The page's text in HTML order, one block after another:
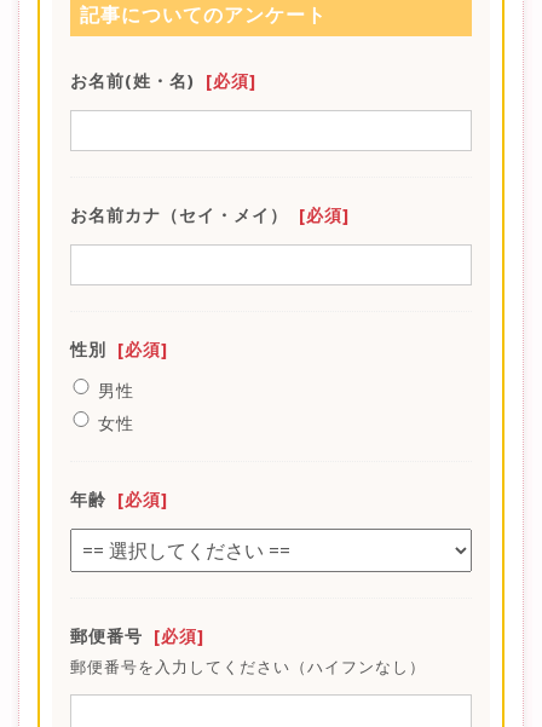
記事についてのアンケート
お名前(姓・名) [必須]
お名前カナ（セイ・メイ） [必須]
性別
[必須]
男性
女性
年齢 [必須]
郵便番号 [必須]
郵便番号を入力してください（ハイフンなし）